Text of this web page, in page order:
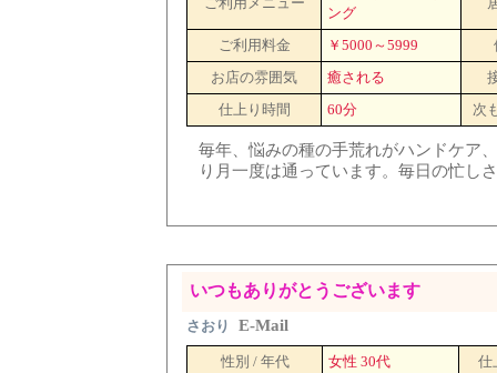
ング
ご利用料金 ￥5000～5999
お店の雰囲気
癒される
仕上り時間
60分 次
毎年、悩みの種の手荒れがハンドケア
り月一度は通っています。毎日の忙し
いつもありがとうございます
さおり E-Mail
性別 / 年代 女性 30代
仕